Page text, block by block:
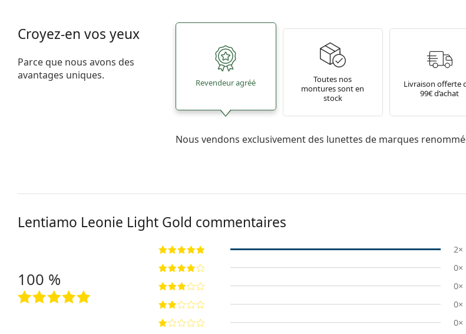
Croyez-en vos yeux
Parce que nous avons des
avantages uniques.
Revendeur agréé
Toutes nos
montures sont en
stock
Livraison offerte
99€ d’achat
Nous vendons exclusivement des lunettes de marques
Lentiamo Leonie Light Gold commentaires
100 %
2×
0×
0×
0×
0×